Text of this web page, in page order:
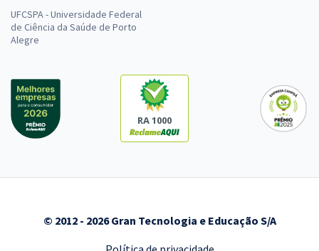
UFCSPA - Universidade Federal
de Ciência da Saúde de Porto
Alegre
RA 1000
© 2012 - 2026 Gran Tecnologia e Educação S/A